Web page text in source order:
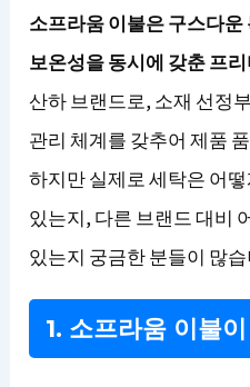
소프라움 이불은 구스다
보온성을 동시에 갖춘 프
산하 브랜드로, 소재 선정
관리 체계를 갖추어 제품
하지만 실제로 세탁은 어
있는지, 다른 브랜드 대비
있는지 궁금한 분들이 많
1. 소프라움 이불